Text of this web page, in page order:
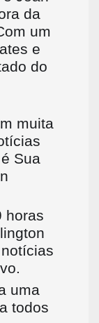
da
um
e
do
muita
Sua
horas
uma
todos